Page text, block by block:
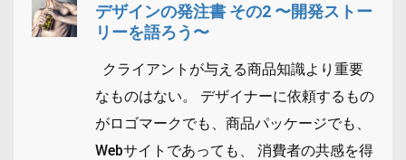
デザインの発注書 その2 〜開発ストー
リーを語ろう〜
クライアントが与える商品知識より重要
なものはない。 デザイナーに依頼するもの
がロゴマークでも、商品パッケージでも、
Webサイトであっても、 消費者の共感を得